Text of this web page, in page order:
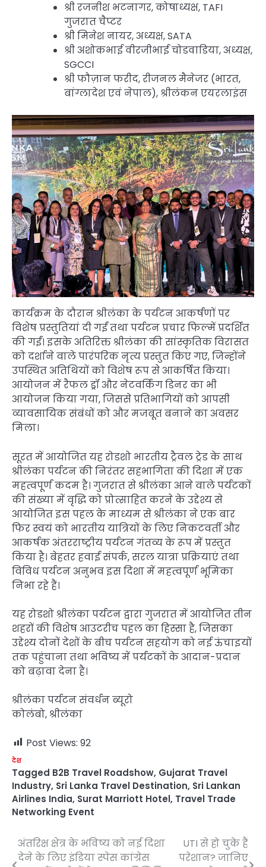
श्री रजनीश भटनागर, कोषाध्यक्ष, TAFI
गुजरात चैप्टर
श्री मिनेश नायर, अध्यक्ष, SATA
श्री अशोकभाई वीरजीभाई चोडवाडिया, अध्यक्ष,
SGCCI
श्री फौज़ान फरीद, रीजनल मैनेजर (भारत,
बांग्लादेश एवं नेपाल), श्रीलंकन एयरलाइंस
कार्यक्रम के दौरान श्रीलंका के पर्यटन आकर्षणों पर
विशेष प्रस्तुतियां दी गईं तथा पर्यटन प्रचार फिल्में प्रदर्शित
की गईं। इसके अतिरिक्त श्रीलंका की सांस्कृतिक विरासत
को दर्शाने वाले पारंपरिक नृत्य प्रस्तुत किए गए, जिन्होंने
उपस्थित अतिथियों को विशेष रूप से आकर्षित किया।
आयोजन में रैफल ड्रॉ और नेटवर्किंग डिनर का भी
आयोजन किया गया, जिससे प्रतिभागियों को आपसी
व्यावसायिक संबंधों को और मजबूत बनाने का अवसर
मिला।
सूरत में आयोजित यह रोडशो भारतीय ट्रैवल ट्रेड के साथ
श्रीलंका पर्यटन की निरंतर सहभागिता की दिशा में एक
महत्वपूर्ण कदम है। गुजरात से श्रीलंका आने वाले पर्यटकों
की संख्या में वृद्धि को प्रोत्साहित करने के उद्देश्य से
आयोजित इस पहल के माध्यम से श्रीलंका ने एक बार
फिर स्वयं को भारतीय यात्रियों के लिए निकटवर्ती और
आकर्षक अंतरराष्ट्रीय पर्यटन गंतव्य के रूप में प्रस्तुत
किया है। बेहतर हवाई संपर्क, सरल यात्रा प्रक्रियाएं तथा
विविध पर्यटन अनुभव इस दिशा में महत्वपूर्ण भूमिका
निभा रहे हैं।
यह रोडशो श्रीलंका पर्यटन द्वारा गुजरात में आयोजित तीन
शहरों की विशेष आउटरीच पहल का हिस्सा है, जिसका
उद्देश्य दोनों देशों के बीच पर्यटन सहयोग को नई ऊंचाइयों
तक पहुंचाना तथा भविष्य में पर्यटकों के आदान-प्रदान
को बढ़ावा देना है।
श्रीलंका पर्यटन संवर्धन ब्यूरो
कोलंबो, श्रीलंका
Post Views: 92
देश
Tagged B2B Travel Roadshow, Gujarat Travel
Industry, Sri Lanka Travel Destination, Sri Lankan
Airlines India, Surat Marriott Hotel, Travel Trade
Networking Event
Post
अंतरिक्ष क्षेत्र के भविष्य को नई दिशा
देने के लिए इंडिया स्पेस कांग्रेस
UTI से हो चुके हैं
परेशान? जानिए